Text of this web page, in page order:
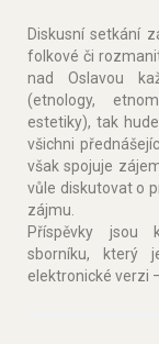
Diskusní setkání
folkové či
nad Oslavou
(etnology,
estetiky), tak
všichni
však spojuje
vůle diskutovat o
zájmu.
Příspěvky jsou
sborníku, který
elektronické verzi